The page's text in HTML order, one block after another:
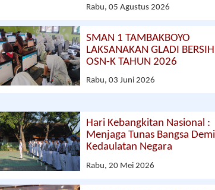
Rabu, 05 Agustus 2026
SMAN 1 TAMBAKBOYO
LAKSANAKAN GLADI BERSIH
OSN-K TAHUN 2026
Rabu, 03 Juni 2026
Hari Kebangkitan Nasional :
Menjaga Tunas Bangsa Demi
Kedaulatan Negara
Rabu, 20 Mei 2026